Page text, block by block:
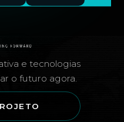
e tecnologias
o futuro agora.